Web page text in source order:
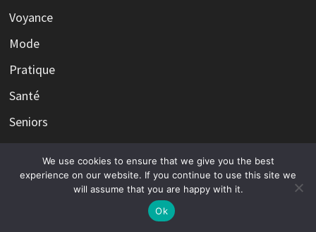
Voyance
Mode
Pratique
Santé
Seniors
Technologie
Tourisme
We use cookies to ensure that we give you the best
experience on our website. If you continue to use this site we
will assume that you are happy with it.
Ok